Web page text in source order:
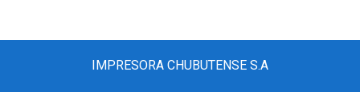
IMPRESORA CHUBUTENSE S.A